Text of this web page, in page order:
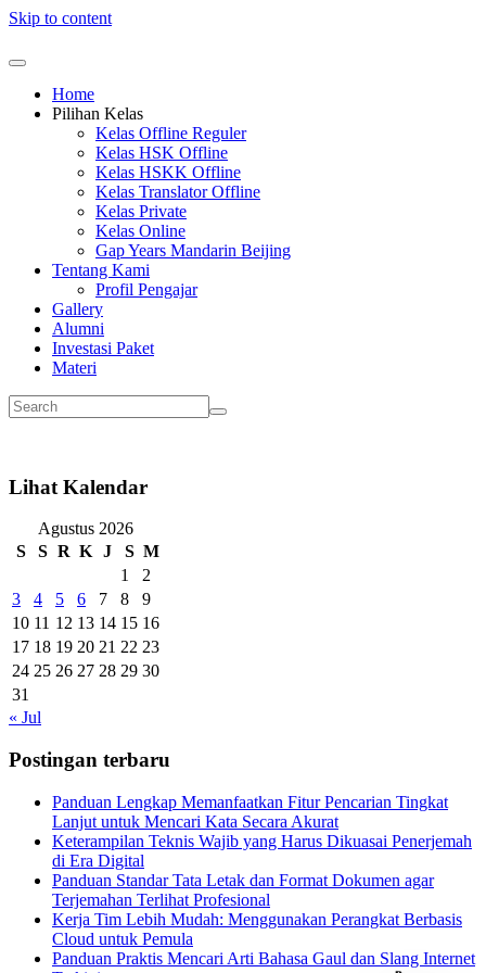
Skip to content
Home
Pilihan Kelas
Kelas Offline Reguler
Kelas HSK Offline
Kelas HSKK Offline
Kelas Translator Offline
Kelas Private
Kelas Online
Gap Years Mandarin Beijing
Tentang Kami
Profil Pengajar
Gallery
Alumni
Investasi Paket
Materi
Lihat Kalendar
Agustus 2026
S
S R K J S M
1
2
3
4 5 6 7 8
9
10 11 12 13 14 15 16
17 18 19 20 21 22 23
24 25 26 27 28 29 30
31
« Jul
Postingan terbaru
Panduan Lengkap Memanfaatkan Fitur Pencarian Tingkat
Lanjut untuk Mencari Kata Secara Akurat
Keterampilan Teknis Wajib yang Harus Dikuasai Penerjemah
di Era Digital
Panduan Standar Tata Letak dan Format Dokumen agar
Terjemahan Terlihat Profesional
Kerja Tim Lebih Mudah: Menggunakan Perangkat Berbasis
Cloud untuk Pemula
Panduan Praktis Mencari Arti Bahasa Gaul dan Slang Internet